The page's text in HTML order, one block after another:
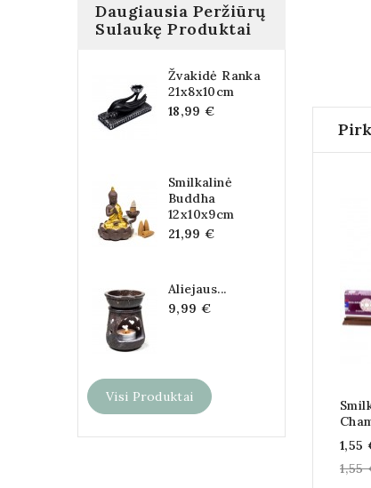
Daugiausia Peržiūrų
Sulaukę Produktai
Žvakidė Ranka
21x8x10cm
18,99 €
Smilkalinė
Buddha
12x10x9cm
21,99 €
Aliejaus...
9,99 €
Visi Produktai
1,55
1,55